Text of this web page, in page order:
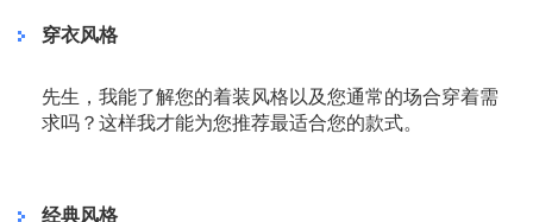
穿衣风格
先生，我能了解您的着装风格以及您通常的场合穿着需
求吗？这样我才能为您推荐最适合您的款式。
经典风格